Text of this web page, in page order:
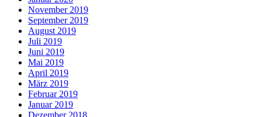
November 2019
September 2019
August 2019
Juli 2019
Juni 2019
Mai 2019
April 2019
März 2019
Februar 2019
Januar 2019